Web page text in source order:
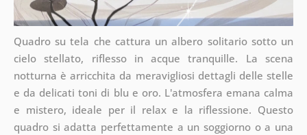
Quadro su tela che cattura un albero solitario sotto un
cielo stellato, riflesso in acque tranquille. La scena
notturna è arricchita da meravigliosi dettagli delle stelle
e da delicati toni di blu e oro. L'atmosfera emana calma
e mistero, ideale per il relax e la riflessione. Questo
quadro si adatta perfettamente a un soggiorno o a una